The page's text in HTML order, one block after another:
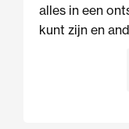
alles in een
kunt zijn en